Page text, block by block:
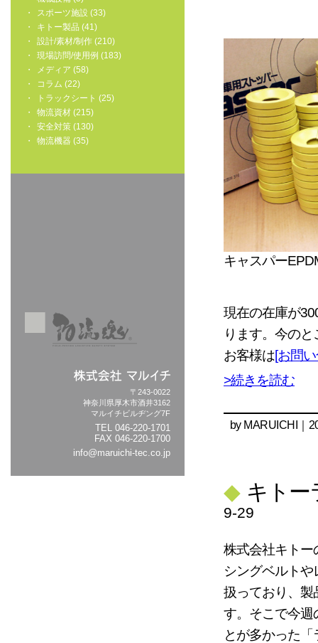
スポーツ施設 (33)
キトー製品 (41)
設計/素材/制作 (210)
現場訪問/使用例 (183)
メディア (58)
コラム (22)
トラックシート (25)
物流資材 (215)
安全対策 (130)
物流機器 (35)
〒243-0022
神奈川県厚木市酒井3162
マルイチビルヂング7F
TEL 046-220-1701
FAX 046-220-1700
info@maruichi-tec.co.jp
キャスパー
現在の在庫が
ります。今の
お客様は[お問
>続きを読む
by MARUICHI ｜
◆ キトー
9-29
株式会社キトー
シングベルト
扱っており、製
す。そこで今週
とが多かった